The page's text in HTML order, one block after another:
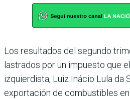
Los resultados del segundo
lastrados por un impuesto que
izquierdista, Luiz Inácio Lula da
exportación de combustibles